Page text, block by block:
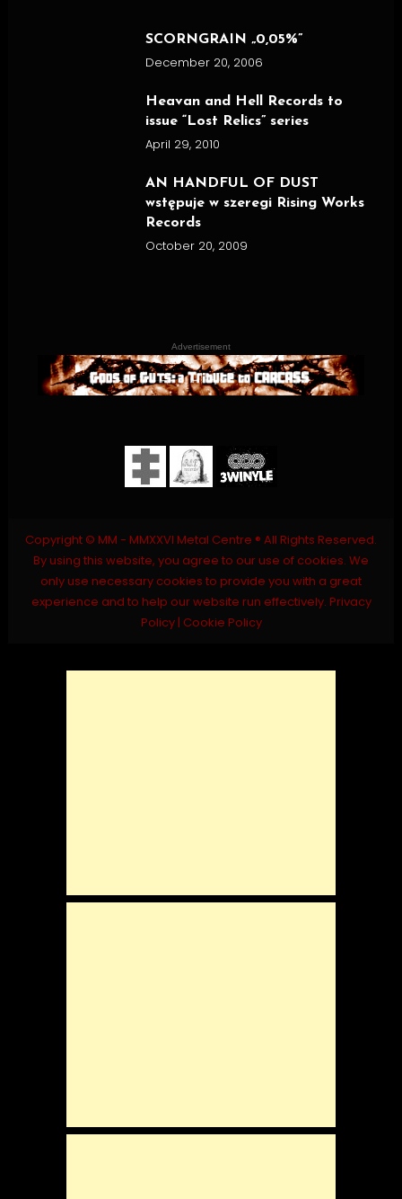
SCORNGRAIN „0,05%”
December 20, 2006
Heavan and Hell Records to
issue “Lost Relics” series
April 29, 2010
AN HANDFUL OF DUST
wstępuje w szeregi Rising Works
Records
October 20, 2009
Advertisement
Copyright © MM - MMXXVI Metal Centre ® All Rights Reserved.
By using this website, you agree to our use of cookies. We
only use necessary cookies to provide you with a great
experience and to help our website run effectively. Privacy
Policy| Cookie Policy